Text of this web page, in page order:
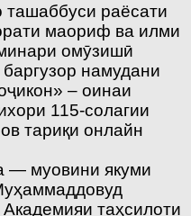
раёсати
маориф ва илми
омӯзишӣ
намудани
– оинаи
115-солагии
тариқи онлайн
— муовини якуми
таҳсилоти